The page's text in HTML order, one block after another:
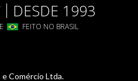
DESDE 1993
FEITO NO BRASIL
Comércio Ltda.